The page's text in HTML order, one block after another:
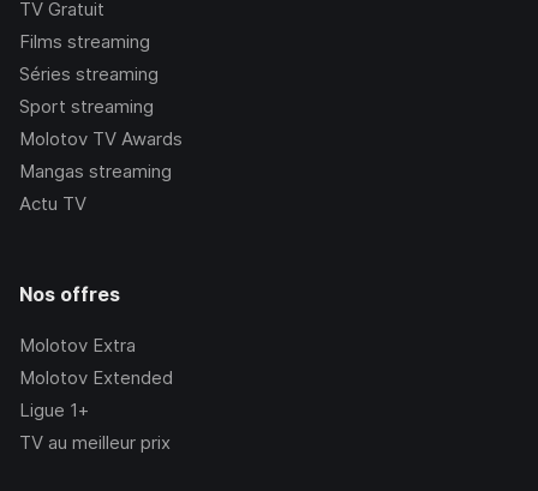
TV Gratuit
Films streaming
Séries streaming
Sport streaming
Molotov TV Awards
Mangas streaming
Actu TV
Nos offres
Molotov Extra
Molotov Extended
Ligue 1+
TV au meilleur prix